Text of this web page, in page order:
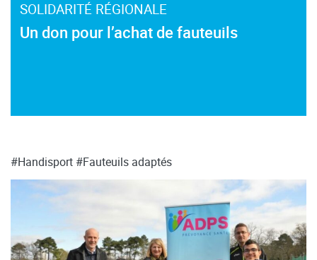
SOLIDARITÉ RÉGIONALE
Un don pour l’achat de fauteuils
#Handisport #Fauteuils adaptés